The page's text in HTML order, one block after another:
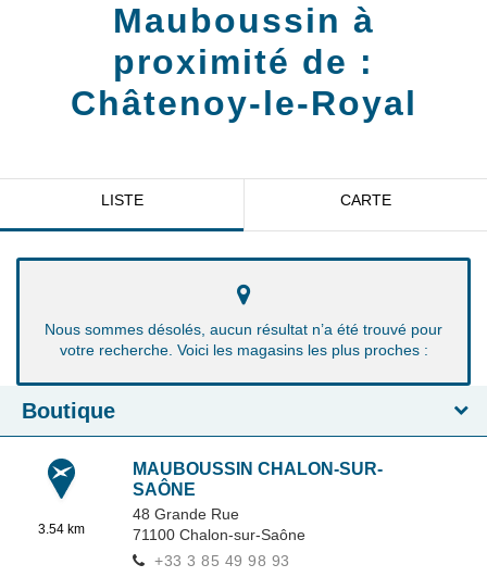
Mauboussin à
proximité de :
Châtenoy-le-Royal
LISTE CARTE
Nous sommes désolés, aucun résultat n’a été trouvé pour
votre recherche. Voici les magasins les plus proches :
Boutique
3.54 km
MAUBOUSSIN CHALON-SUR-
SAÔNE
48 Grande Rue
71100 Chalon-sur-Saône
+33 3 85 49 98 93